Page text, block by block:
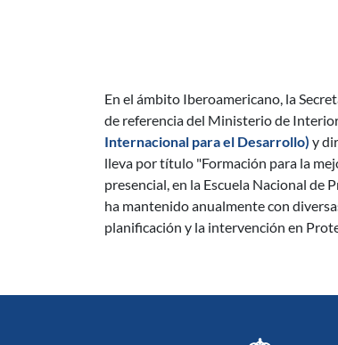
En el ámbito Iberoamericano, la
de referencia del Ministerio de
Internacional para el Desarrollo) y
lleva por título "Formación para la
presencial, en la Escuela Nacional de
ha mantenido anualmente con
planificación y la intervención en